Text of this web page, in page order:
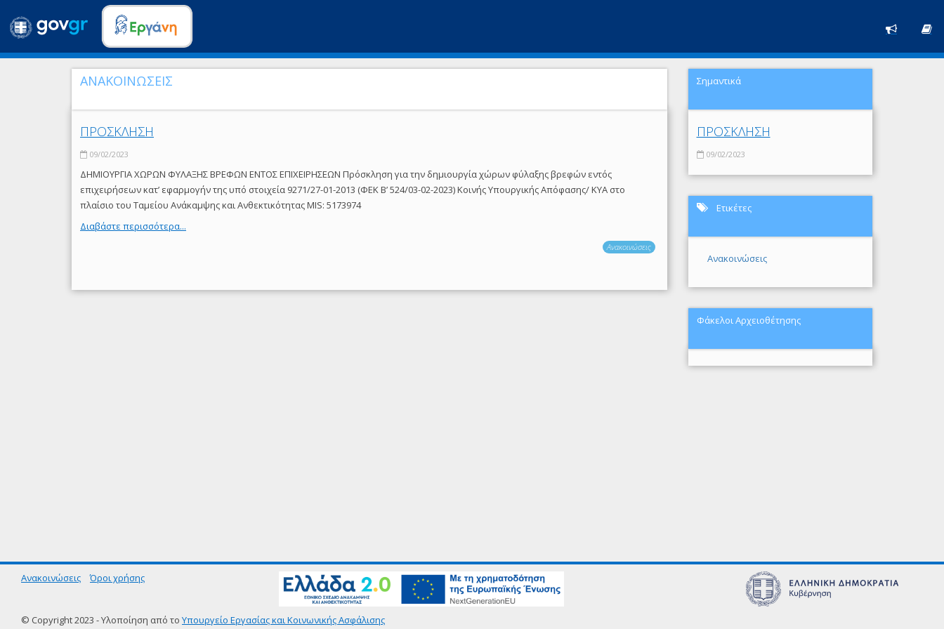
ΑΝΑΚΟΙΝΩΣΕΙΣ
ΠΡΟΣΚΛΗΣΗ
09/02/2023
ΔΗΜΙΟΥΡΓΙΑ ΧΩΡΩΝ ΦΥΛΑΞΗΣ ΒΡΕΦΩΝ ΕΝΤΟΣ ΕΠΙΧΕΙΡΗΣΕΩΝ Πρόσκληση για την δημιουργία χώρων φύλαξης βρεφών εντός
επιχειρήσεων κατ’ εφαρμογήν της υπό στοιχεία 9271/27-01-2013 (ΦΕΚ Β’ 524/03-02-2023) Κοινής Υπουργικής Απόφασης/ ΚΥΑ στο
πλαίσιο του Ταμείου Ανάκαμψης και Ανθεκτικότητας MIS: 5173974
Διαβάστε περισσότερα...
Ανακοινώσεις
Σημαντικά
ΠΡΟΣΚΛΗΣΗ
09/02/2023
Ετικέτες
Ανακοινώσεις
Φάκελοι Αρχειοθέτησης
Ανακοινώσεις Όροι χρήσης
© Copyright 2023 - Υλοποίηση από το Υπουργείο Εργασίας και Κοινωνικής Ασφάλισης